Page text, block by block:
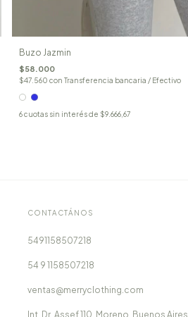
Buzo Jazmin
$58.000
$47.560 con Transferencia bancaria / Efectivo
6cuotas sin interés de $9.666,67
CONTACTÁNOS
5491158507218
54 9 1158507218
ventas@merryclothing.com
Int. Dr. Assef 110, Moreno, Buenos Aires